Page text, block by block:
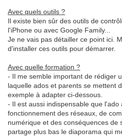
Avec quels outils ?
Il existe bien sûr des outils de
l'iPhone ou avec Google Family...
Je ne vais pas détailler ce point ici.
d'installer ces outils pour démarrer.
Avec quelle formation ?
- Il me semble important de rédiger
laquelle ados et parents se mettent
exemple à adapter ci-dessous.
- Il est aussi indispensable que l'ado
fonctionnement des réseaux, de
numérique et des conséquences de
partage plus bas le diaporama qui